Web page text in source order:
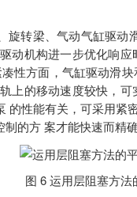
转梁、气动气缸驱动
动机构进一步优化响
性方面，气缸驱动滑
上的移动速度较快，
的性能有关，可采用
的方 案才能快速而精
图 6 运用层阻塞方法